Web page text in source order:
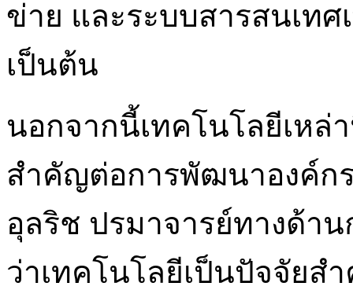
ข่าย และระบบสารสนเทศ
เป็นต้น
นอกจากนี้เทคโนโลยีเหล่
สำคัญต่อการพัฒนาองค์ก
อุลริช ปรมาจารย์ทางด้า
ว่าเทคโนโลยีเป็นปัจจัย